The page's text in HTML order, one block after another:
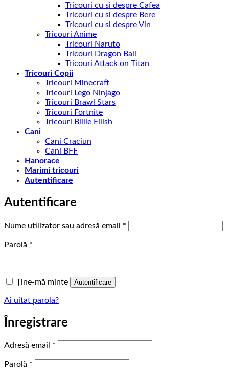
Tricouri cu si despre Cafea
Tricouri cu si despre Bere
Tricouri cu si despre Vin
Tricouri Anime
Tricouri Naruto
Tricouri Dragon Ball
Tricouri Attack on Titan
Tricouri Copii
Tricouri Minecraft
Tricouri Lego Ninjago
Tricouri Brawl Stars
Tricouri Fortnite
Tricouri Billie Eilish
Cani
Cani Craciun
Cani BFF
Hanorace
Marimi tricouri
Autentificare
Autentificare
Nume utilizator sau adresă email *
Parolă *
Ține-mă minte Autentificare
Ai uitat parola?
Înregistrare
Adresă email *
Parolă *